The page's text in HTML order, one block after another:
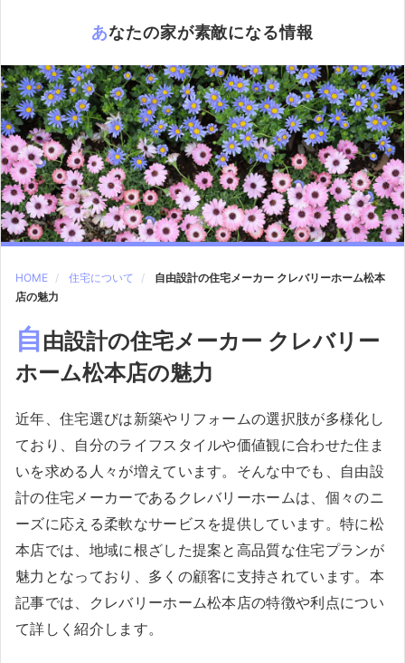
あなたの家が素敵になる情報
HOME 住宅について
自由設計の住宅メーカー クレバリーホーム松本
店の魅力
自 由設計の住宅メーカー クレバリー
ホーム松本店の魅力
近年、住宅選びは新築やリフォームの選択肢が多様化し
ており、自分のライフスタイルや価値観に合わせた住ま
いを求める人々が増えています。そんな中でも、自由設
計の住宅メーカーであるクレバリーホームは、個々のニ
ーズに応える柔軟なサービスを提供しています。特に松
本店では、地域に根ざした提案と高品質な住宅プランが
魅力となっており、多くの顧客に支持されています。本
記事では、クレバリーホーム松本店の特徴や利点につい
て詳しく紹介します。